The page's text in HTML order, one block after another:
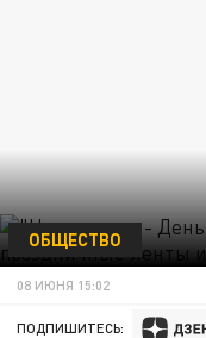
ОБЩЕСТВО
08 ИЮНЯ 15:02
ПОДПИШИТЕСЬ: